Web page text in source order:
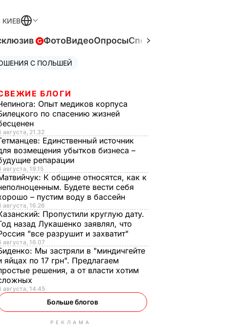
КИЕВ
ФотоВидеоОпросыСпецпроекты
С ПОЛЬШЕЙ
БЛОГИ
Опыт медиков корпуса
по спасению жизней
августа, 21.32
Единственный источник
возмещения убытков бизнеса –
репарации
августа, 19.15
К общине относятся, как к
Будете вести себя
– пустим воду в бассейн
августа, 16.26
Пропустили круглую дату.
назад Лукашенко заявлял, что
"все разрушит и захватит"
августа, 16.07
Мы застряли в "миндичгейте
яйцах по 17 грн". Предлагаем
решения, а от власти хотим
августа, 14.45
Больше блогов
РЕКЛАМА